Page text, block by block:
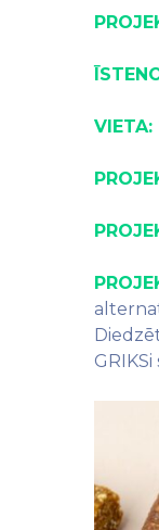
VIETA: